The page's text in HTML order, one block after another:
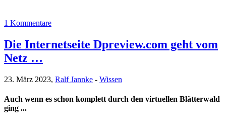
1 Kommentare
Die Internetseite Dpreview.com geht vom
Netz …
23. März 2023, Ralf Jannke - Wissen
Auch wenn es schon komplett durch den virtuellen Blätterwald
ging ...